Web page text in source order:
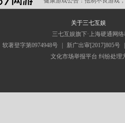
关于三七互娱
三七互娱旗下·上海硬通网
软著登字第0974948号
新广出审[2017]805号
文化市场举报平台 纠纷处理